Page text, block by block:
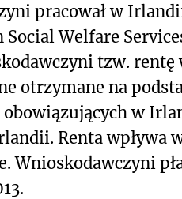
pracował w
Welfare
tzw.
otrzymane na
w
Renta wpływa
Wnioskodawczyni